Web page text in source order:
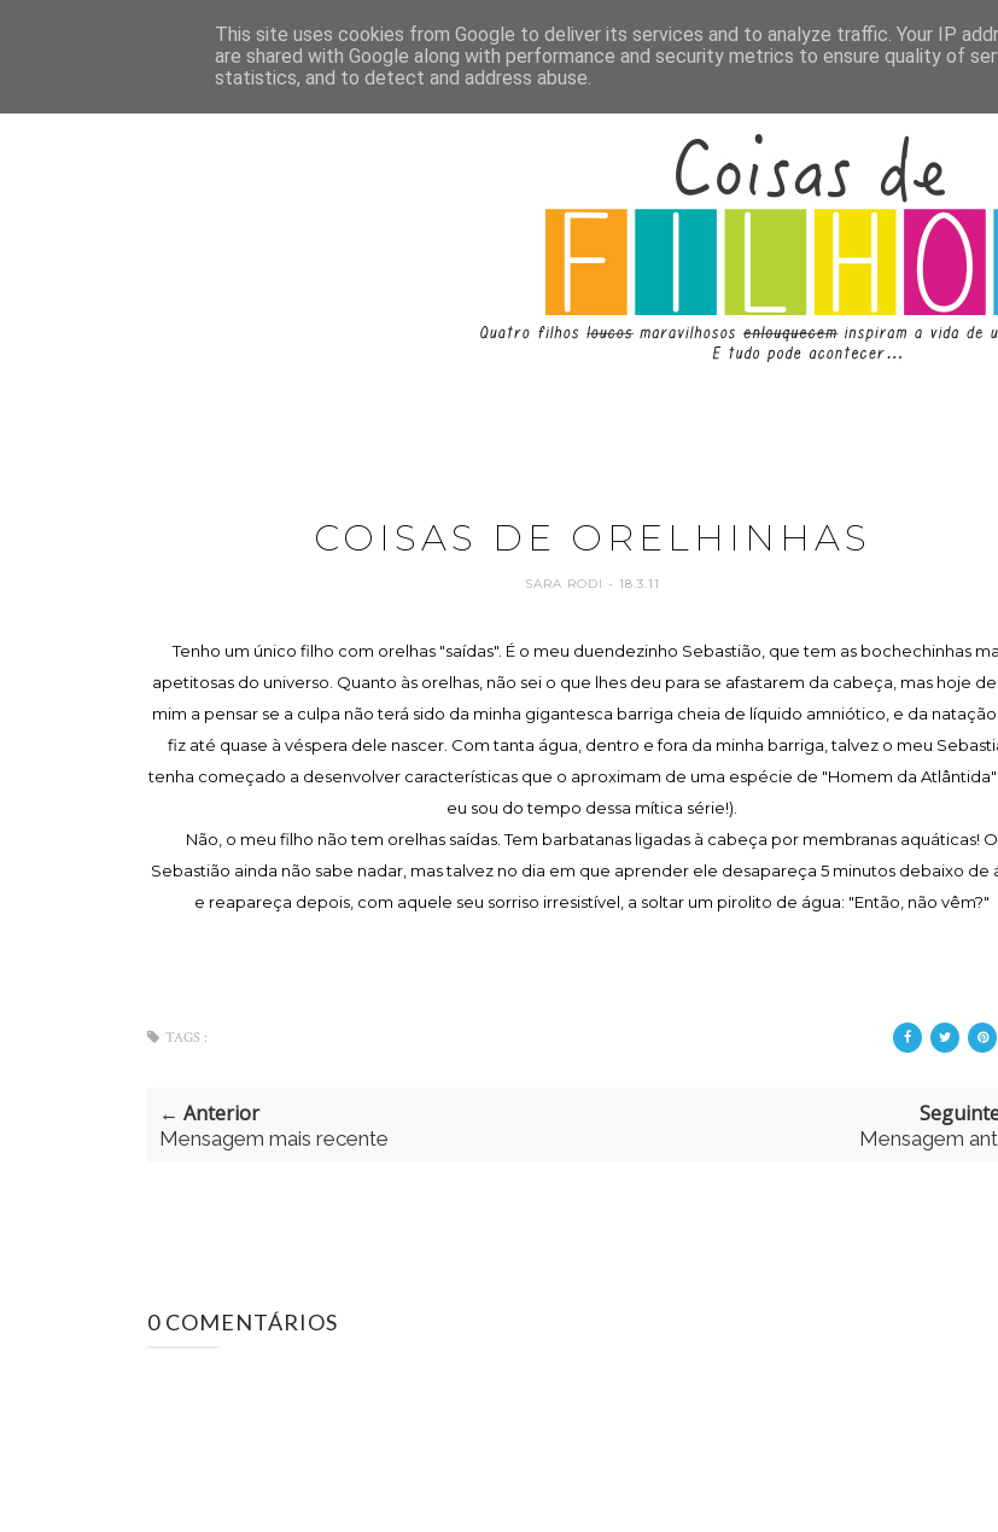
COISAS DE ORELHINHAS
SARA RODI - 18.3.11
Tenho um único filho com orelhas "saídas". É o meu duendezinho Sebastião, que tem as bochechinhas
apetitosas do universo. Quanto às orelhas, não sei o que lhes deu para se afastarem da cabeça, mas hoje
mim a pensar se a culpa não terá sido da minha gigantesca barriga cheia de líquido amniótico, e da
fiz até quase à véspera dele nascer. Com tanta água, dentro e fora da minha barriga, talvez o meu
tenha começado a desenvolver características que o aproximam de uma espécie de "Homem da Atlântida"
eu sou do tempo dessa mítica série!).
Não, o meu filho não tem orelhas saídas. Tem barbatanas ligadas à cabeça por membranas aquáticas! O
Sebastião ainda não sabe nadar, mas talvez no dia em que aprender ele desapareça 5 minutos debaixo de
e reapareça depois, com aquele seu sorriso irresistível, a soltar um pirolito de água: "Então, não vêm?"
TAGS :
← Anterior
Mensagem mais recente Mensagem
0 COMENTÁRIOS
This site uses cookies from Google to deliver its services and to analyze traffic. Your IP
are shared with Google along with performance and security metrics to ensure quality of
statistics, and to detect and address abuse.